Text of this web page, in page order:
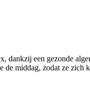
dankzij een gezonde
de middag, zodat ze zich